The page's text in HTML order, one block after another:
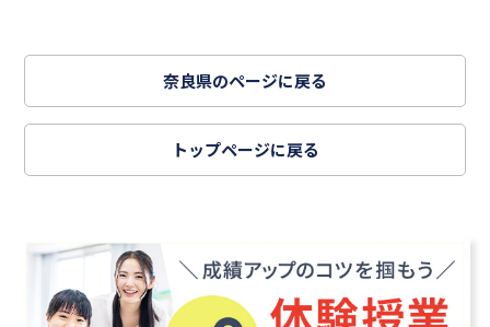
奈良県のページに戻る
トップページに戻る